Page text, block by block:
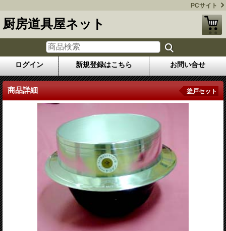
PCサイト
厨房道具屋ネット
ログイン 新規登録はこちら お問い合せ
商品詳細 釜戸セット